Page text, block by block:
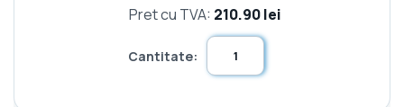
Pret cu TVA: 210.90 lei
Cantitate: